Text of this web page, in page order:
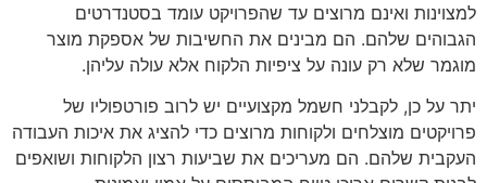
למצוינות ואינם מרוצים עד שהפרויקט עומד בסטנדרטים
הגבוהים שלהם. הם מבינים את החשיבות של אספקת מוצר
מוגמר שלא רק עונה על ציפיות הלקוח אלא עולה עליהן.
יתר על כן, לקבלני חשמל מקצועיים יש לרוב פורטפוליו של
פרויקטים מוצלחים ולקוחות מרוצים כדי להציג את איכות העבודה
העקבית שלהם. הם מעריכים את שביעות רצון הלקוחות ושואפים